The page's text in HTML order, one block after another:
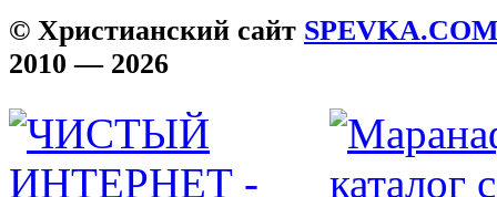
© Христианский сайт
2010 — 2026